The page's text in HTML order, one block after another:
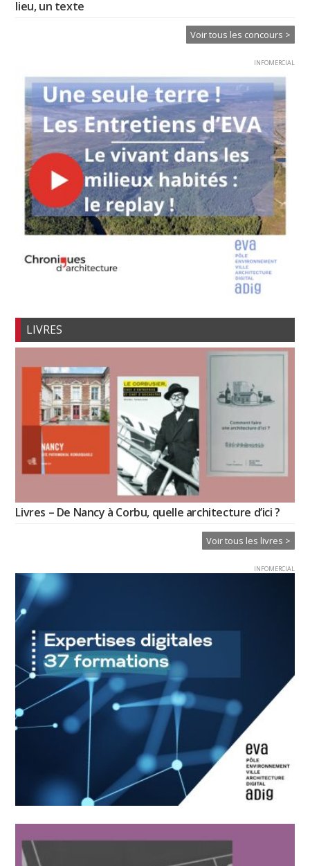
lieu, un texte
Voir tous les concours >
INFOMERCIAL
LIVRES
Livres – De Nancy à Corbu, quelle architecture d’ici ?
Voir tous les livres >
INFOMERCIAL